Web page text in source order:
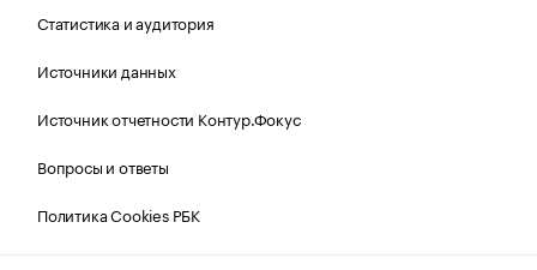
Статистика и аудитория
Источники данных
Источник отчетности Контур.Фокус
Вопросы и ответы
Политика Cookies РБК